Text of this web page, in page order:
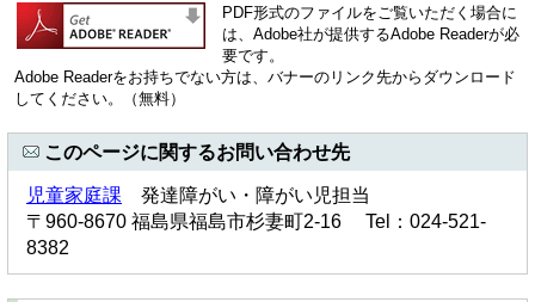
PDF形式のファイルをご覧いただく場合に
は、Adobe社が提供するAdobe Readerが必
要です。
Adobe Readerをお持ちでない方は、バナーのリンク先からダウンロード
してください。（無料）
このページに関するお問い合わせ先
児童家庭課 発達障がい・障がい児担当
〒960-8670 福島県福島市杉妻町2-16 Tel：024-521-
8382